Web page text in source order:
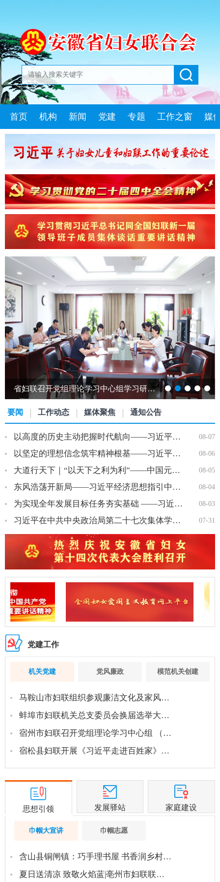
首页 机构 新闻 党建 专题 工作之窗 媒
跨越山海赴江淮 巾帼携手共发展——发展中国家女性创新创业能力提升研修班…
要闻 工作动态 媒体聚焦 通知公告
08-07
以高度的历史主动把握时代航向——习近平党建思想理论品格系列述…
08-06
以坚定的理想信念筑牢精神根基——习近平党建思想理论品格系列述…
08-05
大道行天下｜“以天下之利为利”——中国元首外交的世界情怀与大…
08-04
东风浩荡开新局——习近平经济思想指引中国经济高质量发展行稳致…
08-03
为实现全年发展目标任务夯实基础 ——习近平总书记引领“十五五…
07-31
习近平在中共中央政治局第二十七次集体学习时强调 强化政治引领 …
党建工作
机关党建 党风廉政 模范机关创建
马鞍山市妇联组织参观廉洁文化及家风…
蚌埠市妇联机关总支委员会换届选举大…
宿州市妇联召开党组理论学习中心组 （…
宿松县妇联开展《习近平走进百姓家》…
思想引领 发展驿站 家庭建设
巾帼大宣讲 巾帼志愿
含山县铜闸镇：巧手理书屋 书香润乡村…
夏日送清凉 致敬火焰蓝|亳州市妇联联…